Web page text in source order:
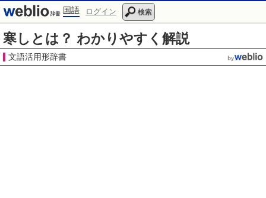
国語 ログイン 検索
寒しとは？ わかりやすく解説
文語活用形辞書